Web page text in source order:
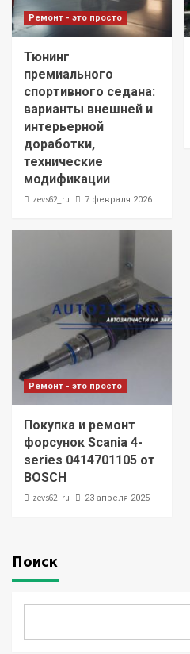
Ремонт - это просто
Тюнинг
премиального
спортивного седана:
варианты внешней и
интерьерной
доработки,
технические
модификации
zevs62_ru 7 февраля 2026
Ремонт - это просто
Покупка и ремонт
форсунок Scania 4-
series 0414701105 от
BOSCH
zevs62_ru 23 апреля 2025
Поиск